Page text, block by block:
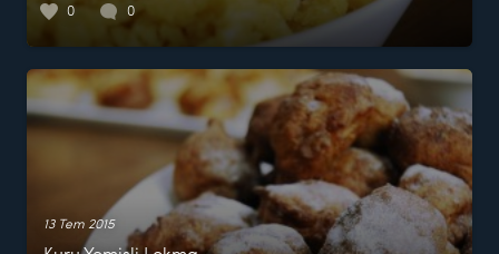
0 0
13 Tem 2015